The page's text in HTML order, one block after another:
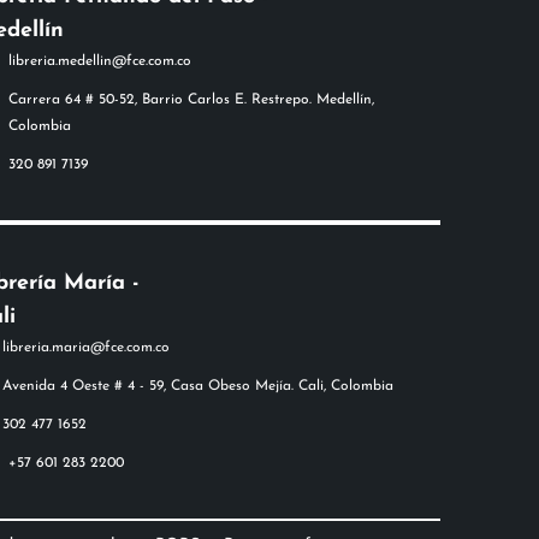
libreria.medellin@fce.com.co
Carrera 64 # 50-52, Barrio Carlos E. Restrepo. Medellín,
Colombia
320 891 7139
María -
+57 601 283 2200